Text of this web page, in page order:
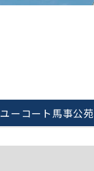
ユーコート馬事公苑